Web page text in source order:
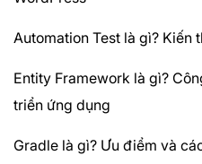
Automation Test là gì? Kiến
Entity Framework là gì?
triển ứng dụng
Gradle là gì? Ưu điểm và